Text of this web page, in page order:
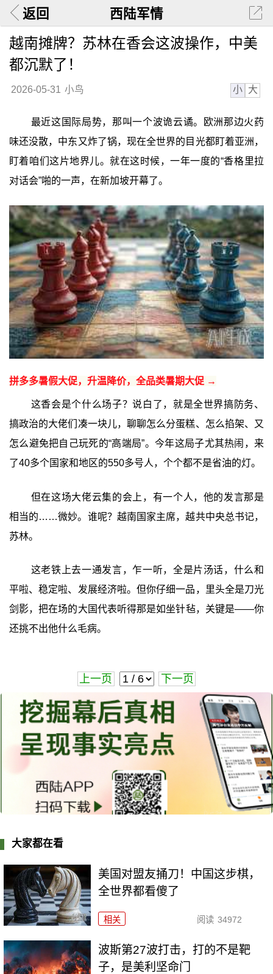
返回 西陆军情
越南摊牌？苏林在香会这波操作，中美
都沉默了！
2026-05-31 小鸟 小 大
最近这国际局势，那叫一个波诡云谲。欧洲那边火药
味还没散，中东又炸了锅，现在全世界的目光都盯着亚洲，
盯着咱们这片地界儿。就在这时候，一年一度的“香格里拉
对话会”啪的一声，在新加坡开幕了。
拼多多暑假大促，升温降价，全品类暑期大促 →
这香会是个什么场子？说白了，就是全世界搞防务、
搞政治的大佬们凑一块儿，聊聊怎么分蛋糕、怎么掐架、又
怎么避免把自己玩死的“高端局”。今年这局子尤其热闹，来
了40多个国家和地区的550多号人，个个都不是省油的灯。
但在这场大佬云集的会上，有一个人，他的发言那是
相当的……微妙。谁呢？越南国家主席，越共中央总书记，
苏林。
这老铁上去一通发言，乍一听，全是片汤话，什么和
平啦、稳定啦、发展经济啦。但你仔细一品，里头全是刀光
剑影，把在场的大国代表听得那是如坐针毡，关键是——你
还挑不出他什么毛病。
上一页 下一页
大家都在看
美国对盟友捅刀！中国这步棋，
全世界都看傻了
相关 阅读 34972
波斯第27波打击，打的不是靶
子，是美利坚命门